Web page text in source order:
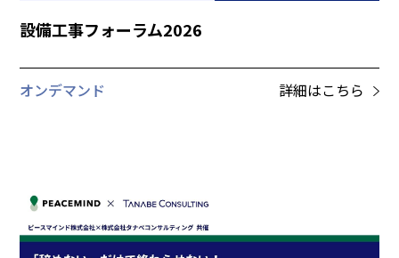
設備工事フォーラム2026
オンデマンド 詳細はこちら